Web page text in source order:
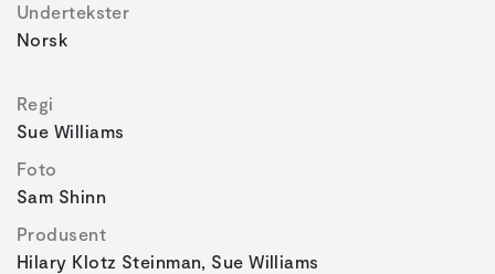
Undertekster
Norsk
Regi
Sue Williams
Foto
Sam Shinn
Produsent
Hilary Klotz Steinman, Sue Williams